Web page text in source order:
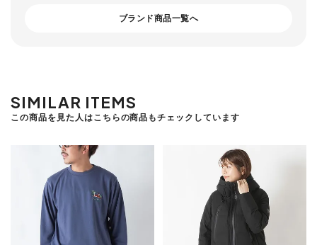
ブランド商品一覧へ
SIMILAR ITEMS
この商品を見た人はこちらの商品もチェックしています